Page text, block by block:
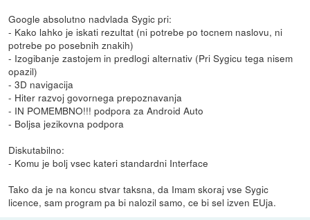
Google absolutno nadvlada Sygic pri:
- Kako lahko je iskati rezultat (ni potrebe po tocnem naslovu, ni
potrebe po posebnih znakih)
- Izogibanje zastojem in predlogi alternativ (Pri Sygicu tega nisem
opazil)
- 3D navigacija
- Hiter razvoj govornega prepoznavanja
- IN POMEMBNO!!! podpora za Android Auto
- Boljsa jezikovna podpora
Diskutabilno:
- Komu je bolj vsec kateri standardni Interface
Tako da je na koncu stvar taksna, da Imam skoraj vse Sygic
licence, sam program pa bi nalozil samo, ce bi sel izven EUja.